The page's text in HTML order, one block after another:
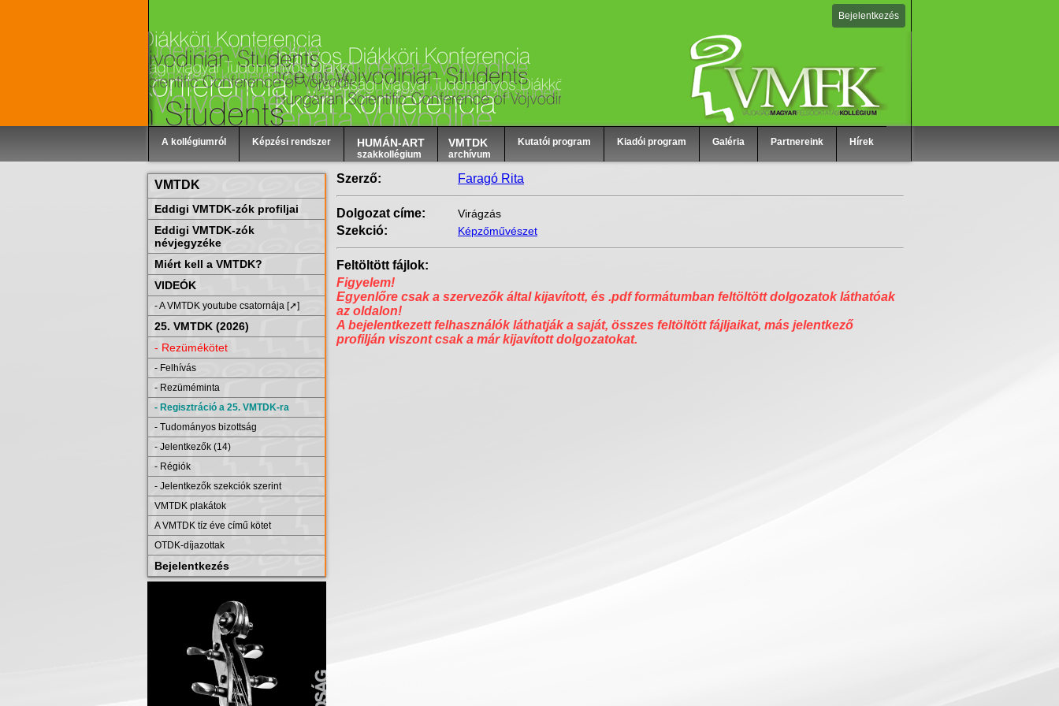
Bejelentkezés
A kollégiumról Képzési rendszer HUMÁN-ART
szakkollégium
VMTDK
archívum
Kutatói program Kiadói program Galéria Partnereink Hírek
VMTDK
Eddigi VMTDK-zók profiljai
Eddigi VMTDK-zók
névjegyzéke
Miért kell a VMTDK?
VIDEÓK
- A VMTDK youtube csatornája [➚]
25. VMTDK (2026)
- Rezümékötet
- Felhívás
- Rezüméminta
- Regisztráció a 25. VMTDK-ra
- Tudományos bizottság
- Jelentkezők (14)
- Régiók
- Jelentkezők szekciók szerint
VMTDK plakátok
A VMTDK tíz éve című kötet
OTDK-díjazottak
Bejelentkezés
Szerző: Faragó Rita
Dolgozat címe: Virágzás
Szekció: Képzőművészet
Feltöltött fájlok:
Figyelem!
Egyenlőre csak a szervezők által kijavított, és .pdf formátumban feltöltött dolgozatok láthatóak
az oldalon!
A bejelentkezett felhasználók láthatják a saját, összes feltöltött fájljaikat, más jelentkező
profilján viszont csak a már kijavított dolgozatokat.